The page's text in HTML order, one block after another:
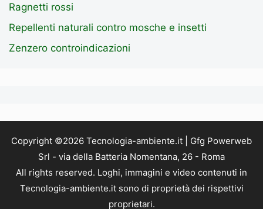
Ragnetti rossi
Repellenti naturali contro mosche e insetti
Zenzero controindicazioni
Copyright ©2026 Tecnologia-ambiente.it | Gfg Powerweb
Srl - via della Batteria Nomentana, 26 - Roma
All rights reserved. Loghi, immagini e video contenuti in
Tecnologia-ambiente.it sono di proprietà dei rispettivi
proprietari.